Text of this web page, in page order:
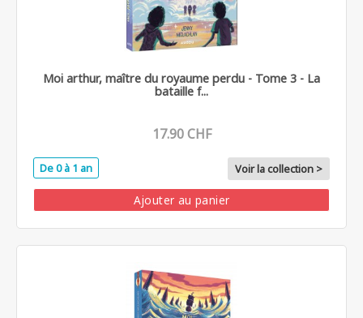
Moi arthur, maître du royaume perdu - Tome 3 - La
bataille f...
17.90 CHF
De 0 à 1 an Voir la collection >
Ajouter au panier